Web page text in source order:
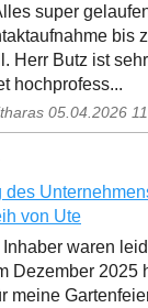
super
bis
Herr Butz ist
hochprofess...
05.04.2026
des
von Ute
waren
Dezember 2025
meine